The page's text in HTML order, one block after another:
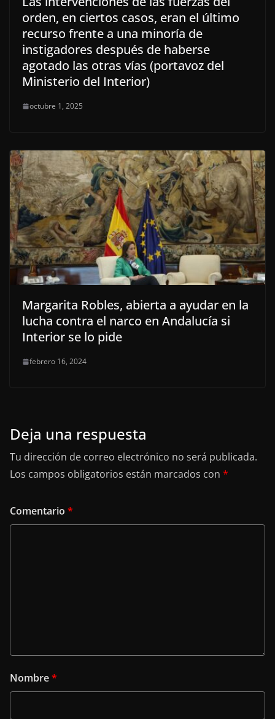
orden, en ciertos casos, eran el último
recurso frente a una minoría de
instigadores después de haberse
agotado las otras vías (portavoz del
Ministerio del Interior)
octubre 1, 2025
Margarita Robles, abierta a ayudar en la
lucha contra el narco en Andalucía si
Interior se lo pide
febrero 16, 2024
Deja una respuesta
Tu dirección de correo electrónico no será publicada.
Los campos obligatorios están marcados con *
Comentario *
Nombre*